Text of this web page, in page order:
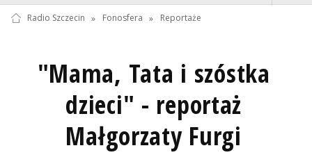
Radio Szczecin » Fonosfera » Reportaże
"Mama, Tata i szóstka
dzieci" - reportaż
Małgorzaty Furgi